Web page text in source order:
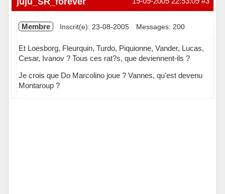
Membre Inscrit(e): 23-08-2005 Messages: 200
Et Loesborg, Fleurquin, Turdo, Piquionne, Vander, Lucas,
Cesar, Ivanov ? Tous ces rat?s, que deviennent-ils ?
Je crois que Do Marcolino joue ? Vannes, qu'est devenu
Montaroup ?